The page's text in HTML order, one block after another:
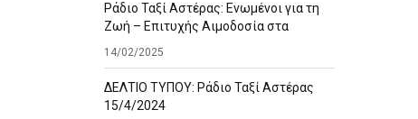
Ράδιο Ταξί Αστέρας: Ενωμένοι για τη
Ζωή – Επιτυχής Αιμοδοσία στα
14/02/2025
ΔΕΛΤΙΟ ΤΥΠΟΥ: Ράδιο Ταξί Αστέρας
15/4/2024